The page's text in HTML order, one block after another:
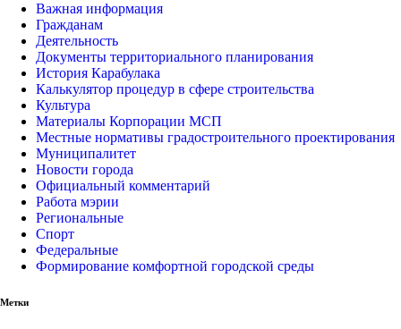
Важная информация
Гражданам
Деятельность
Документы территориального планирования
История Карабулака
Калькулятор процедур в сфере строительства
Культура
Материалы Корпорации МСП
Местные нормативы градостроительного проектирования
Муниципалитет
Новости города
Официальный комментарий
Работа мэрии
Региональные
Спорт
Федеральные
Формирование комфортной городской среды
Метки